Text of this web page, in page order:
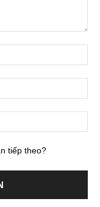
tiếp theo?